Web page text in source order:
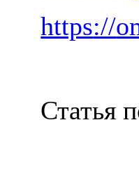
https://
Статья